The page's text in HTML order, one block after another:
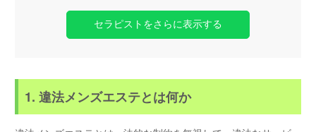
セラピストをさらに表示する
1. 違法メンズエステとは何か